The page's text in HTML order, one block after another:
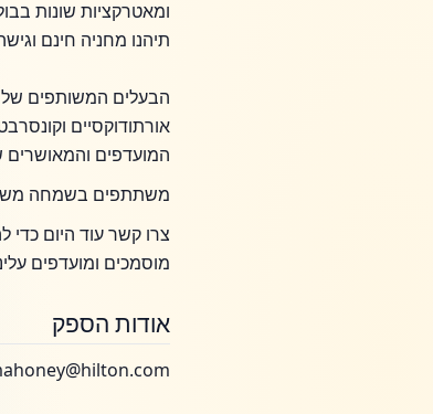
תיהנו מחניה חינם
הבעלים המשותפים של
אורתודוקסיים
המועדפים והמאושרים
משתתפים בשמחה
צרו קשר עוד היום כדי
מוסמכים ומועדפים
אודות הספק